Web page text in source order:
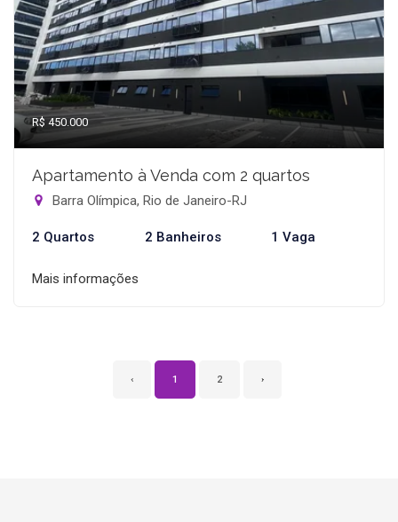
R$ 450.000
Apartamento à Venda com 2 quartos
Barra Olímpica, Rio de Janeiro-RJ
2 Quartos 2 Banheiros 1 Vaga
Mais informações
‹ 1 2 ›